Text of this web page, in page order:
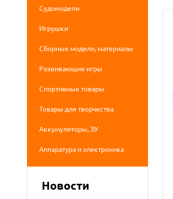
Судомодели
Игрушки
Сборные модели, материалы
Развивающие игры
Спортивные товары
Товары для творчества
Аккумуляторы, ЗУ
Аппаратура и электроника
Новости